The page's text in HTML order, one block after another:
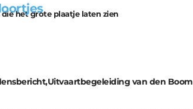
het grote plaatje laten zien
voor
Uitvaartbegeleiding van den Boom